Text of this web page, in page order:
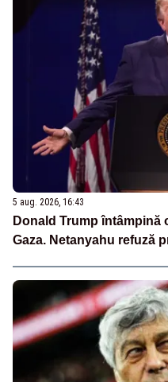
5 aug. 2026, 16:43
Donald Trump
Gaza. Netanyahu refuză